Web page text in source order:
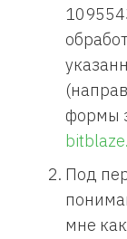
формы
Под
мне